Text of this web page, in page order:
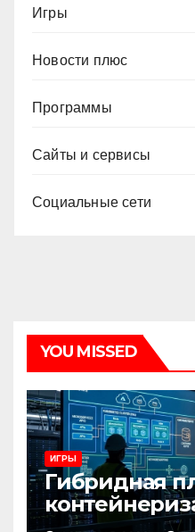
Игры
Новости плюс
Программы
Сайты и сервисы
Социальные сети
YOU MISSED
ИГРЫ
Гибридная